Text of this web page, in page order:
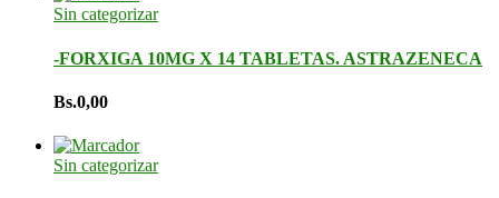
Sin categorizar
-FORXIGA 10MG X 14 TABLETAS. ASTRAZENECA
Bs.0,00
Sin categorizar